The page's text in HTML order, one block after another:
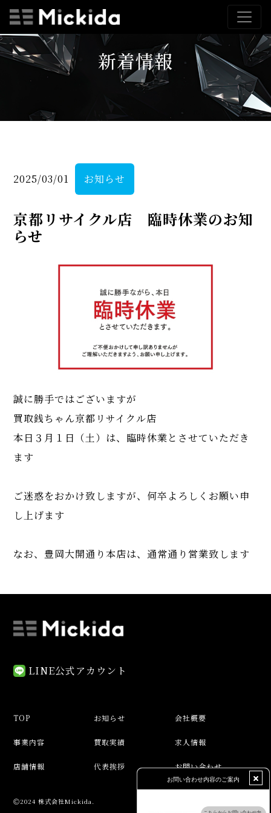
新着情報
2025/03/01 お知らせ
京都リサイクル店 臨時休業のお知
らせ
誠に勝手ではございますが
買取銭ちゃん京都リサイクル店
本日３月１日（土）は、臨時休業とさせていただき
ます
ご迷惑をおかけ致しますが、何卒よろしくお願い申
し上げます
なお、豊岡大開通り本店は、通常通り営業致します
LINE公式アカウント
TOP
事業内容
店舗情報
お知らせ
買取実績
代表挨拶
会社概要
求人情報
お問い合わせ
Ⓒ2024 株式会社Mickida.